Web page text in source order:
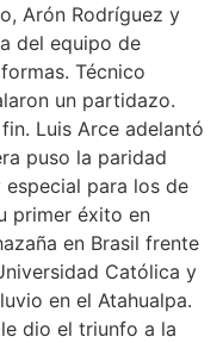
Arón Rodríguez y
del equipo de
Técnico
un partidazo.
Luis Arce adelantó
puso la paridad
especial para los de
primer éxito en
en Brasil frente
Católica y
en el Atahualpa.
dio el triunfo a la